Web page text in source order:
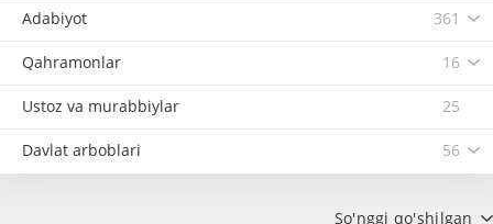
Adabiyot 361
Qahramonlar 16
Ustoz va murabbiylar 25
Davlat arboblari 56
So'nggi qo'shilgan